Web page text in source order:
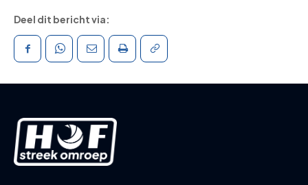
Deel dit bericht via: